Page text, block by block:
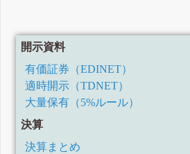
開示資料
有価証券（EDINET）
適時開示（TDNET）
大量保有（5%ルール）
決算
決算まとめ